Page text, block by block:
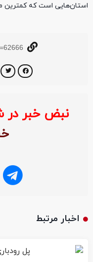
استان‌هایی است که کمترین
نبض خبر در
اخبار مرتبط